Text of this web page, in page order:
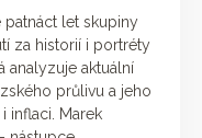
patnáct let skupiny
za historií i portréty
analyzuje aktuální
průlivu a jeho
inflaci. Marek